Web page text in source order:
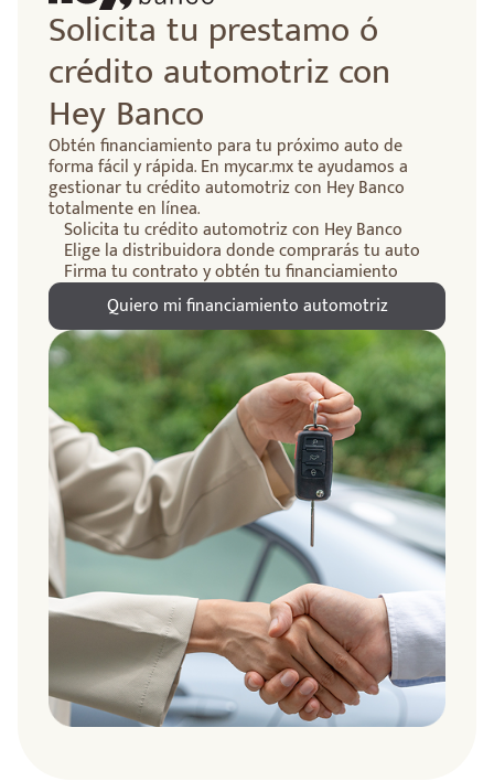
Solicita tu prestamo ó
crédito automotriz con
Hey Banco
Obtén financiamiento para tu próximo auto de
forma fácil y rápida. En mycar.mx te ayudamos a
gestionar tu crédito automotriz con Hey Banco
totalmente en línea.
Solicita tu crédito automotriz con Hey Banco
Elige la distribuidora donde comprarás tu auto
Firma tu contrato y obtén tu financiamiento
Quiero mi financiamiento automotriz